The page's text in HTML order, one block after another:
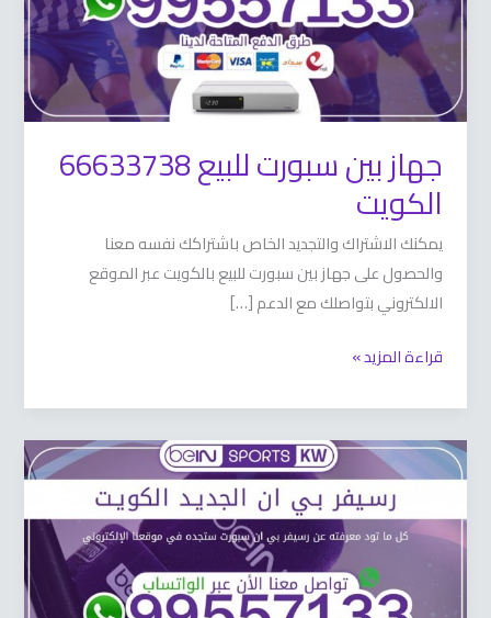
جهاز بين سبورت للبيع 66633738
الكويت
يمكنك الاشتراك والتجديد الخاص باشتراكك نفسه معنا
والحصول على جهاز بين سبورت للبيع بالكويت عبر الموقع
الالكتروني بتواصلك مع الدعم […]
قراءة المزيد »
رسيفر
بي
ان
الجديد
66633738
الكويت